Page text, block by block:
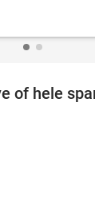
of hele